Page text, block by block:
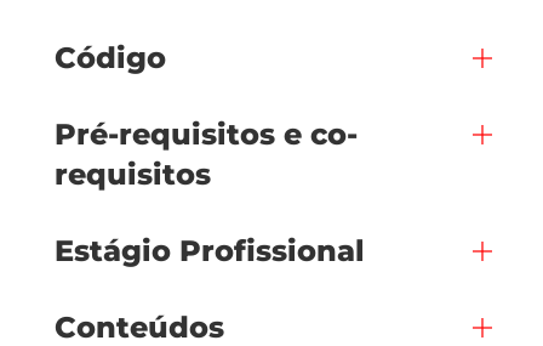
Código
Pré-requisitos e co-
requisitos
Estágio Profissional
Conteúdos